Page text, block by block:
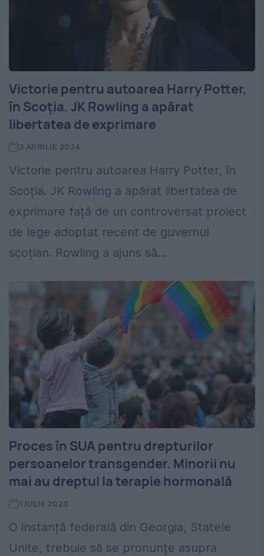
Victorie pentru autoarea Harry Potter,
în Scoția. JK Rowling a apărat
libertatea de exprimare
3 APRILIE 2024
Victorie pentru autoarea Harry Potter, în
Scoția. JK Rowling a apărat libertatea de
exprimare față de un controversat proiect
de lege adoptat recent de guvernul
scoțian. Rowling a ajuns să...
Proces în SUA pentru drepturilor
persoanelor transgender. Minorii nu
mai au dreptul la terapie hormonală
1 IULIE 2023
O instanță federală din Georgia, Statele
Unite, trebuie să se pronunțe asupra